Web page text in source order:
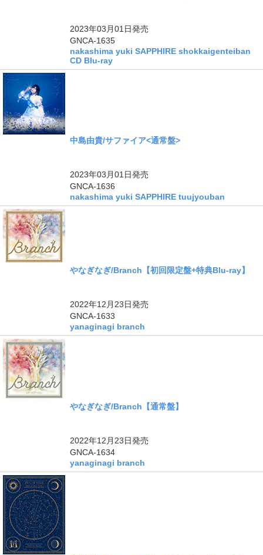
2023年03月01日発売
GNCA-1635
nakashima yuki SAPPHIRE shokkaigenteiban
CD Blu-ray
中島由貴/サファイア<通常盤>
2023年03月01日発売
GNCA-1636
nakashima yuki SAPPHIRE tuujyouban
やなぎなぎ/Branch【初回限定盤+特典Blu-ray】
2022年12月23日発売
GNCA-1633
yanaginagi branch
やなぎなぎ/Branch【通常盤】
2022年12月23日発売
GNCA-1634
yanaginagi branch